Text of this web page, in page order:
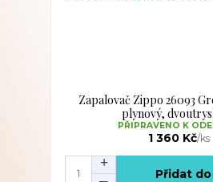
Zapalovač Zippo 26093
plynový,
1 360 Kč/ks
PŘIPRAVENO K
Přidat